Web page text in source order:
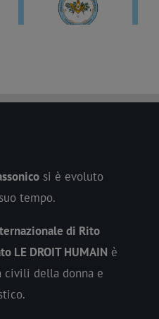
L’esperienza di Patrizia
si è evoluto
tempo.
di Rito
LE DROIT HUMAIN è
civili della donna e